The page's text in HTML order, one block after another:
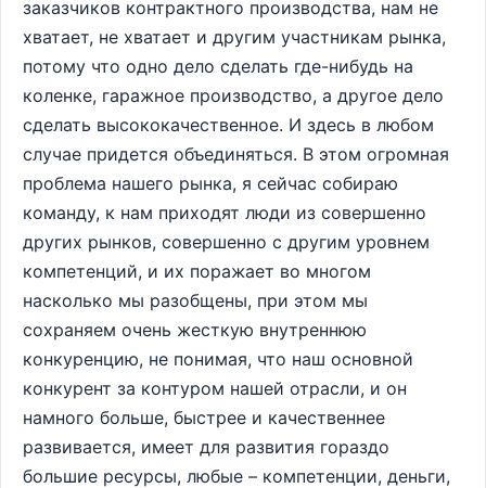
заказчиков контрактного производства, нам не
хватает, не хватает и другим участникам рынка,
потому что одно дело сделать где-нибудь на
коленке, гаражное производство, а другое дело
сделать высококачественное. И здесь в любом
случае придется объединяться. В этом огромная
проблема нашего рынка, я сейчас собираю
команду, к нам приходят люди из совершенно
других рынков, совершенно с другим уровнем
компетенций, и их поражает во многом
насколько мы разобщены, при этом мы
сохраняем очень жесткую внутреннюю
конкуренцию, не понимая, что наш основной
конкурент за контуром нашей отрасли, и он
намного больше, быстрее и качественнее
развивается, имеет для развития гораздо
большие ресурсы, любые – компетенции, деньги,